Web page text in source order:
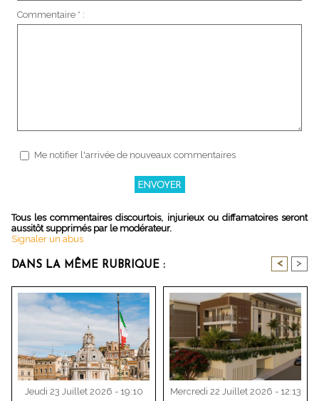
Commentaire * :
Me notifier l'arrivée de nouveaux commentaires
Tous les commentaires discourtois, injurieux ou diffamatoires seront
aussitôt supprimés par le modérateur.
Signaler un abus
DANS LA MÊME RUBRIQUE : < >
Jeudi 23 Juillet 2026 - 19:10
Mercredi 22 Juillet 2026 - 12:13